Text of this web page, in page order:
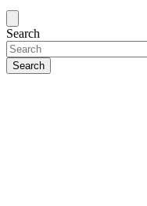
Search
Search